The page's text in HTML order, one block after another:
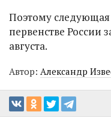
Поэтому следующая
первенстве России
августа.
Автор: Александр